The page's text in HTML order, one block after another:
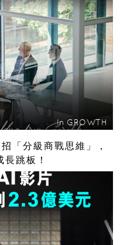
In GROWTH
「分級商戰思維」，
跳板！